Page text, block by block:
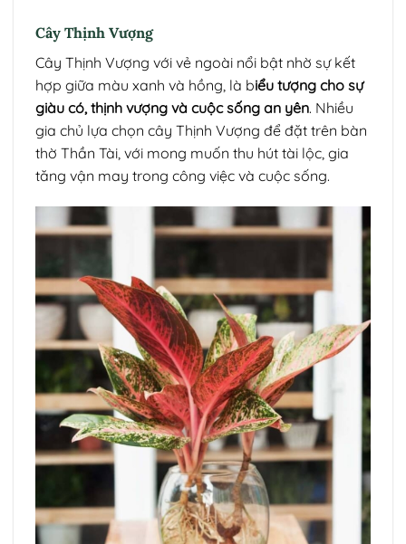
Cây Thịnh Vượng
Cây Thịnh Vượng với vẻ ngoài nổi bật nhờ sự kết
hợp giữa màu xanh và hồng, là biểu tượng cho sự
giàu có, thịnh vượng và cuộc sống an yên. Nhiều
gia chủ lựa chọn cây Thịnh Vượng để đặt trên bàn
thờ Thần Tài, với mong muốn thu hút tài lộc, gia
tăng vận may trong công việc và cuộc sống.